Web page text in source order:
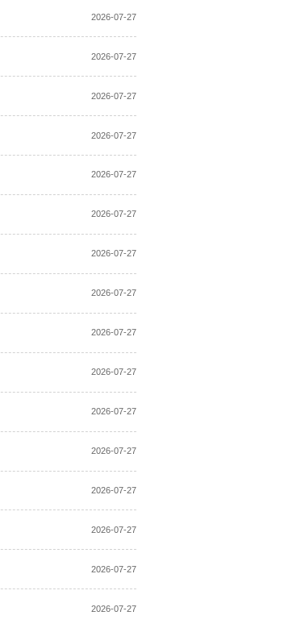
2026-07-27
2026-07-27
2026-07-27
2026-07-27
2026-07-27
2026-07-27
2026-07-27
2026-07-27
2026-07-27
2026-07-27
2026-07-27
2026-07-27
2026-07-27
2026-07-27
2026-07-27
2026-07-27